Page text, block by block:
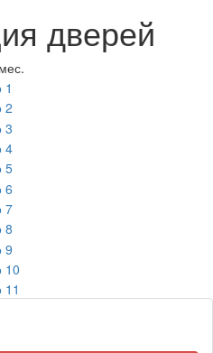
дверей